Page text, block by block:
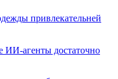
ИИ-агенты достаточно